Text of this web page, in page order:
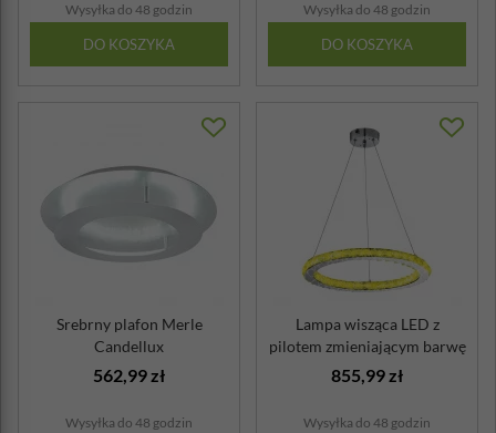
Wysyłka do 48 godzin
DO KOSZYKA
Wysyłka do 48 godzin
DO KOSZYKA
Srebrny plafon Merle
Candellux
562,99 zł
Wysyłka do 48 godzin
Lampa wisząca LED z
pilotem zmieniającym barwę
światła Lo...
855,99 zł
Wysyłka do 48 godzin